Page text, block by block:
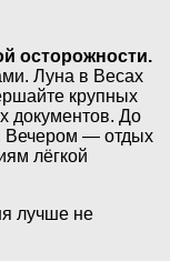
осторожности.
Луна в Весах
крупных
документов. До
Вечером — отдых
лёгкой
лучше не